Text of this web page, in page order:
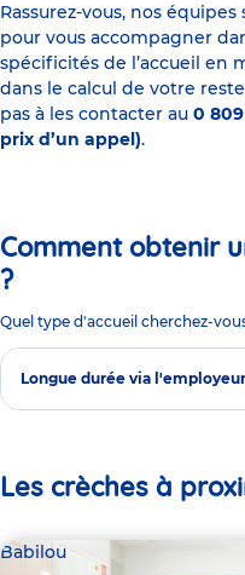
Rassurez-vous, nos
pour vous accompagner
spécificités de l’accueil en
dans le calcul de votre
pas à les contacter au 0
prix d’un appel).
Comment obtenir
?
Quel type d'accueil cherchez-
Longue durée via l'employeur
Les crèches à
Babilou